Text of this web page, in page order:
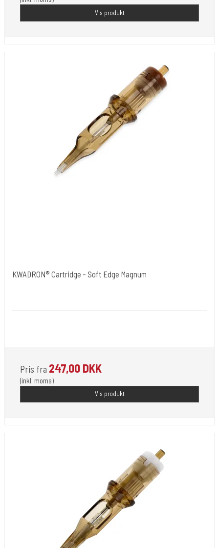
Vis produkt
KWADRON® Cartridge - Soft Edge Magnum
Pris fra 247,00 DKK
(inkl. moms)
Vis produkt